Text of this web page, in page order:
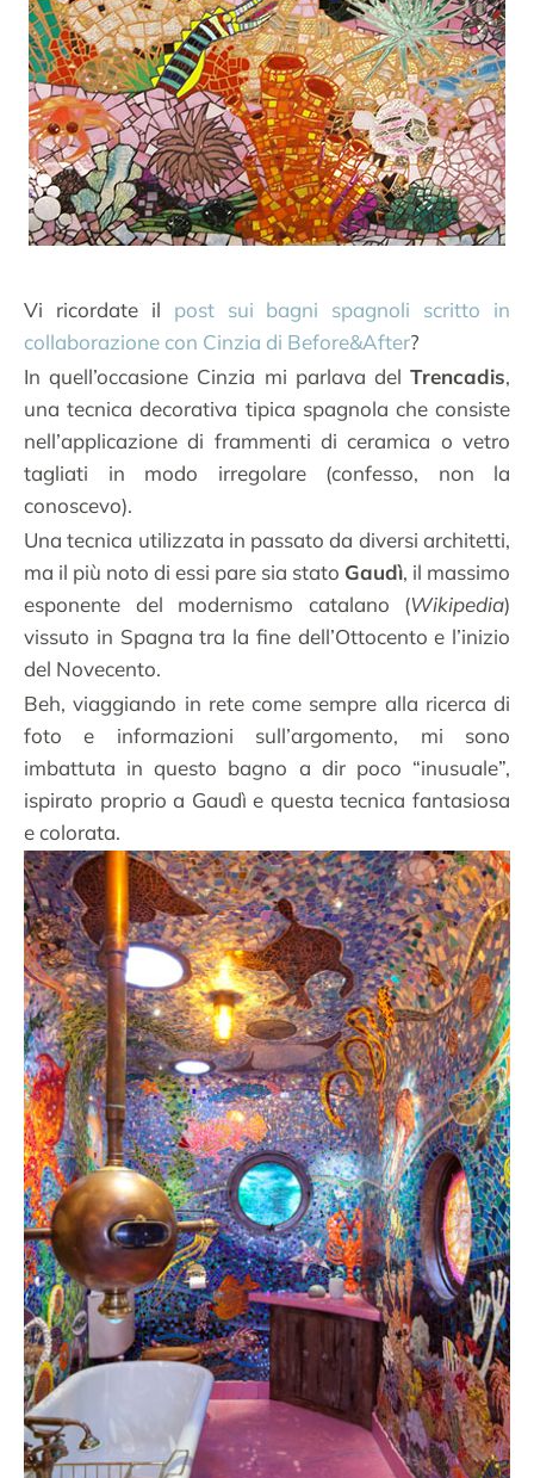
Vi ricordate il post sui bagni spagnoli scritto in
collaborazione con Cinzia di Before&After?
In quell’occasione Cinzia mi parlava del Trencadis,
una tecnica decorativa tipica spagnola che consiste
nell’applicazione di frammenti di ceramica o vetro
tagliati in modo irregolare (confesso, non la
conoscevo).
Una tecnica utilizzata in passato da diversi architetti,
ma il più noto di essi pare sia stato Gaudì, il massimo
esponente del modernismo catalano (Wikipedia)
vissuto in Spagna tra la fine dell’Ottocento e l’inizio
del Novecento.
Beh, viaggiando in rete come sempre alla ricerca di
foto e informazioni sull’argomento, mi sono
imbattuta in questo bagno a dir poco “inusuale”,
ispirato proprio a Gaudì e questa tecnica fantasiosa
e colorata.